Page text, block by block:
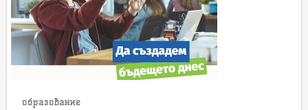
образование